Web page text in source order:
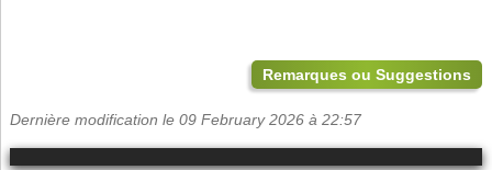
Remarques ou Suggestions
Dernière modification le 09 February 2026 à 22:57